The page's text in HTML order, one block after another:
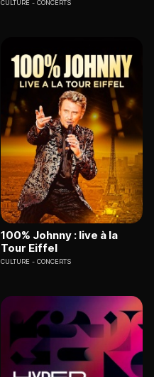
CULTURE CONCERTS
100% Johnny : live à la
Tour Eiffel
CULTURE CONCERTS